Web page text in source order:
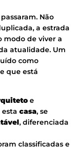
Não
a estrada
modo de viver a
atualidade. Um
como
que está
e
casa, se
, diferenciada
classificadas e